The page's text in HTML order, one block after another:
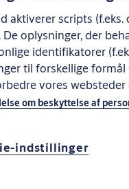
aktiverer scripts
De oplysninger, der
identifikatorer
til forskellige
vores
om beskyttelse af
indstillinger